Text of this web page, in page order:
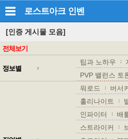
로스트아크 인벤
[인증 게시물 모음]
전체보기
정보별
팁과 노하우
PVP 밸런스 토
워로드 버서
홀리나이트
인파이터
배
스트라이커